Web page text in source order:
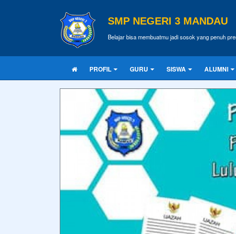
SMP NEGERI 3 MANDAU
Belajar bisa membuatmu jadi sosok yang penuh
PROFIL GURU SISWA ALUMNI